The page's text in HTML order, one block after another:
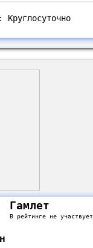
Круглосуточно
Гамлет
В рейтинге не участвует